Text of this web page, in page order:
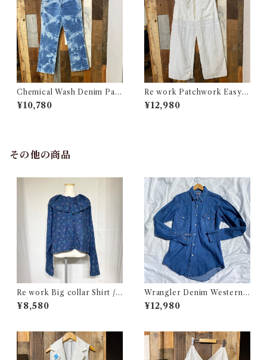
Chemical Wash Denim Pant
s / ケミカル デニム パンツ 古
着
¥10,780
Re work Patchwork Easy P
ants #4 / リワーク パッチワー
ク イージー パンツ 古着
¥12,980
その他の商品
Re work Big collar Shirt /
リワーク ビックカラー シャツ
古着
¥8,580
Wrangler Denim Western S
hirt 15 1/2 Made in USA / ラ
ングラー デニムウエスタン シ
¥12,980